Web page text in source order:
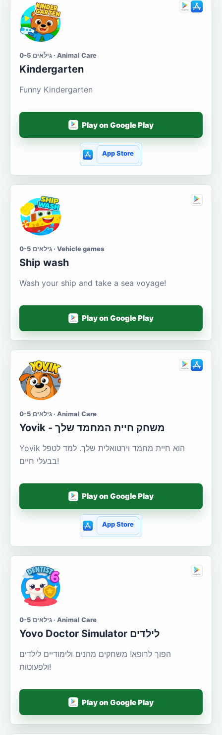
גילאים 0-5 · Animal Care
Kindergarten
Funny Kindergarten
Play on Google Play
App Store
גילאים 0-5 · Vehicle games
Ship wash
Wash your ship and take a sea voyage!
Play on Google Play
גילאים 0-5 · Animal Care
Yovik - משחק חיית המחמד שלך
Yovik הוא חיית מחמד וירטואלית שלך. למד לטפל
בבעלי חיים!
Play on Google Play
App Store
גילאים 0-5 · Animal Care
Yovo Doctor Simulator לילדים
הפוך לרופא! משחקים מהנים ולימודיים לילדים
ולפעוטות!
Play on Google Play